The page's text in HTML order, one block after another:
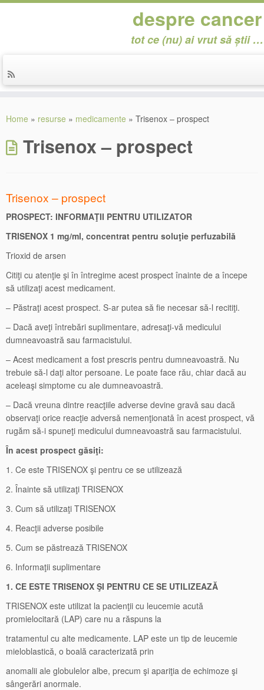
despre cancer
tot ce (nu) ai vrut să știi …
Home » resurse » medicamente » Trisenox – prospect
Trisenox – prospect
Trisenox – prospect
PROSPECT: INFORMAŢII PENTRU UTILIZATOR
TRISENOX 1 mg/ml, concentrat pentru soluţie perfuzabilă
Trioxid de arsen
Citiţi cu atenţie şi în întregime acest prospect înainte de a începe
să utilizaţi acest medicament.
– Păstraţi acest prospect. S-ar putea să fie necesar să-l recitiţi.
– Dacă aveţi întrebări suplimentare, adresaţi-vă medicului
dumneavoastră sau farmacistului.
– Acest medicament a fost prescris pentru dumneavoastră. Nu
trebuie să-l daţi altor persoane. Le poate face rău, chiar dacă au
aceleaşi simptome cu ale dumneavoastră.
– Dacă vreuna dintre reacţiile adverse devine gravǎ sau dacă
observaţi orice reacţie adversǎ nemenţionatǎ în acest prospect, vă
rugăm să-i spuneţi medicului dumneavoastră sau farmacistului.
În acest prospect găsiţi:
1. Ce este TRISENOX şi pentru ce se utilizează
2. Înainte să utilizaţi TRISENOX
3. Cum să utilizaţi TRISENOX
4. Reacţii adverse posibile
5. Cum se păstrează TRISENOX
6. Informaţii suplimentare
1. CE ESTE TRISENOX ŞI PENTRU CE SE UTILIZEAZĂ
TRISENOX este utilizat la pacienţii cu leucemie acută
promielocitară (LAP) care nu a răspuns la
tratamentul cu alte medicamente. LAP este un tip de leucemie
mieloblastică, o boală caracterizată prin
anomalii ale globulelor albe, precum şi apariţia de echimoze şi
sângerări anormale.